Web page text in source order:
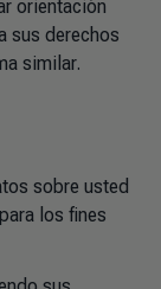
orientación
sus derechos
similar.
sobre usted
los fines